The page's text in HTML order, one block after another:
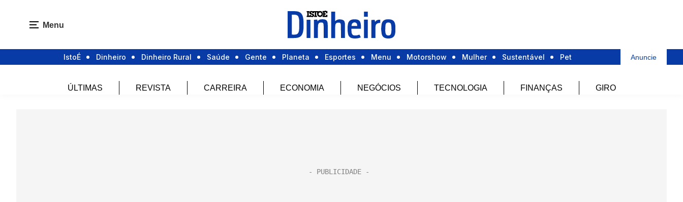
Menu
IstoÉ Dinheiro Dinheiro Rural Saúde Gente Planeta Esportes Menu Motorshow Mulher Sustentável Pet Anuncie
ÚLTIMAS REVISTA CARREIRA ECONOMIA NEGÓCIOS TECNOLOGIA FINANÇAS GIRO